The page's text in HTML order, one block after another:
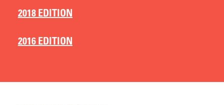
2018 EDITION
2016 EDITION